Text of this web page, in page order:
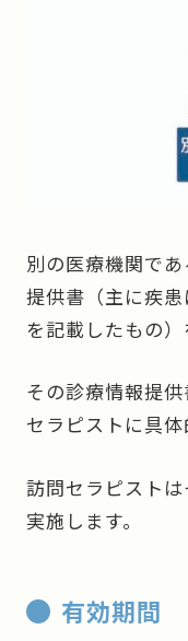
別の医療機関で
提供書（主に疾
を記載したもの）
その診療情報提
セラピストに具体
訪問セラピスト
実施します。
有効期間